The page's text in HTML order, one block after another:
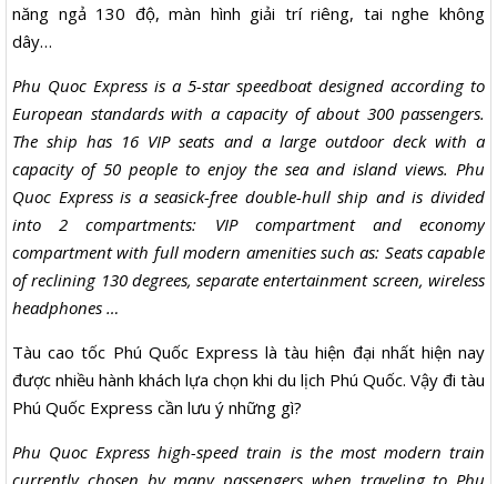
năng ngả 130 độ, màn hình giải trí riêng, tai nghe không
dây…
Phu Quoc Express is a 5-star speedboat designed according to
European standards with a capacity of about 300 passengers.
The ship has 16 VIP seats and a large outdoor deck with a
capacity of 50 people to enjoy the sea and island views. Phu
Quoc Express is a seasick-free double-hull ship and is divided
into 2 compartments: VIP compartment and economy
compartment with full modern amenities such as: Seats capable
of reclining 130 degrees, separate entertainment screen, wireless
headphones …
Tàu cao tốc Phú Quốc Express là tàu hiện đại nhất hiện nay
được nhiều hành khách lựa chọn khi du lịch Phú Quốc. Vậy đi tàu
Phú Quốc Express cần lưu ý những gì?
Phu Quoc Express high-speed train is the most modern train
currently chosen by many passengers when traveling to Phu